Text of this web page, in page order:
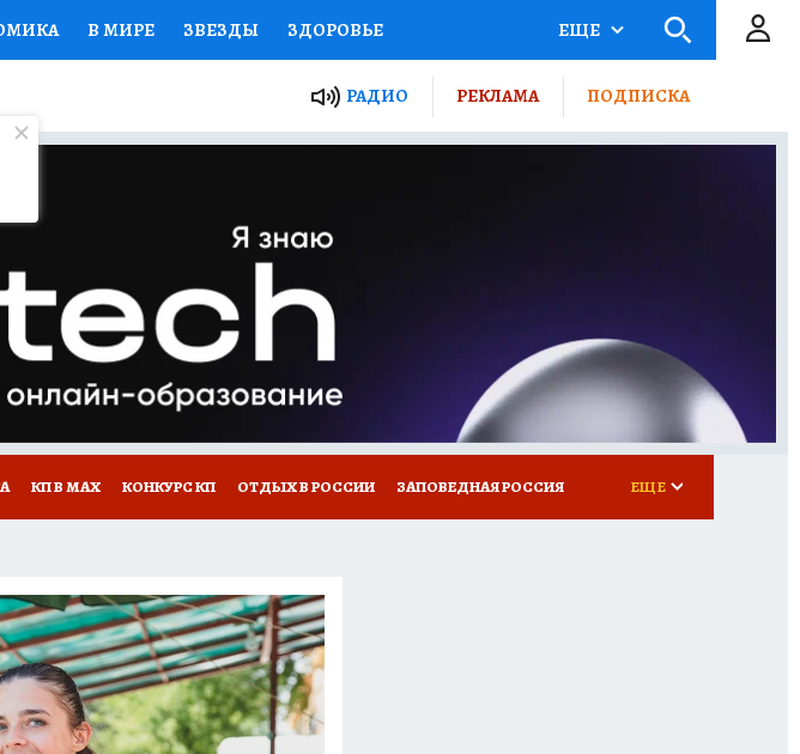
В МИРЕ ЗВЕЗДЫ ЗДОРОВЬЕ
НАЦИОНАЛЬНЫЕ ПРОЕКТЫ РОССИИ
СЕМЬЯ ЖЕНСКИЕ СЕКРЕТЫ ПУТЕВОДИТЕЛЬ
ГИД ПОТРЕБИТЕЛЯ
ЕЩЕ
РАДИО РЕКЛАМА ПОДПИСКА
КП В МАХ КОНКУРС КП ОТДЫХ В РОССИИ ЗАПОВЕДНАЯ РОССИЯ ЕЩЕ